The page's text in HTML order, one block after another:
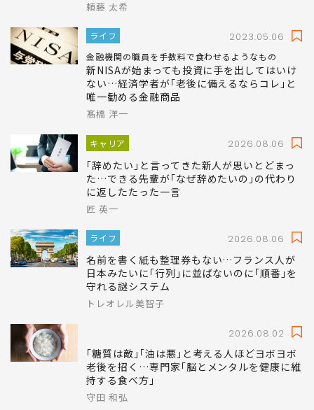
頼藤 太希
ライフ 2023.05.06
金融機関の職員を手数料で食わせるようなもの
新NISAが始まっても投資に手を出してはいけ
ない…経済学者が｢老後に備えるならコレ｣と
唯一勧める金融商品
髙橋 洋一
キャリア 2026.08.06
｢辞めたい｣と言ってきた新人が思いとどまっ
た…できる先輩が｢なぜ辞めたいの｣の代わり
に返したたった一言
匠 英一
ライフ 2026.08.06
名前を書く紙も整理券もない…フランス人が
日本みたいに｢行列｣に並ばないのに｢順番｣を
守れる謎システム
トレオレル美智子
2026.08.02
｢糖質は敵｣｢油は悪｣と考える人ほどヨボヨボ
老後を招く…専門家｢脳とメンタルを健康に維
持する食べ方｣
守田 和弘